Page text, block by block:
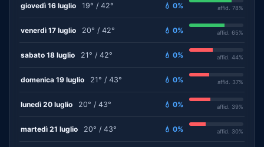
giovedì 16 luglio 19° / 42° 💧 0% affid. 78%
venerdì 17 luglio 20° / 42° 💧 0% affid. 65%
sabato 18 luglio 21° / 42° 💧 0% affid. 44%
domenica 19 luglio 21° / 43° 💧 0% affid. 37%
lunedì 20 luglio 20° / 43° 💧 0% affid. 39%
martedì 21 luglio 20° / 43° 💧 0% affid. 30%